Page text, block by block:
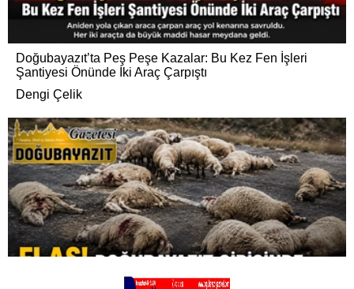
Doğubayazıt’ta Peş Peşe Kazalar: Bu Kez Fen İşleri
Şantiyesi Önünde İki Araç Çarpıştı
Dengi Çelik